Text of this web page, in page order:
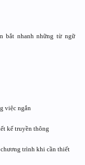
bắt nhanh những từ ngữ
việc ngắn
kế truyền thông
chương trình khi cần thiết